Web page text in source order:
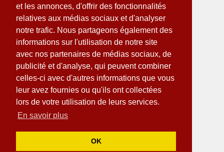
et les annonces, d'offrir des fonctionnalités
relatives aux médias sociaux et d'analyser
notre trafic. Nous partageons également des
informations sur l'utilisation de notre site
avec nos partenaires de médias sociaux, de
publicité et d'analyse, qui peuvent combiner
celles-ci avec d'autres informations que vous
leur avez fournies ou qu'ils ont collectées
lors de votre utilisation de leurs services.
En savoir plus
OK